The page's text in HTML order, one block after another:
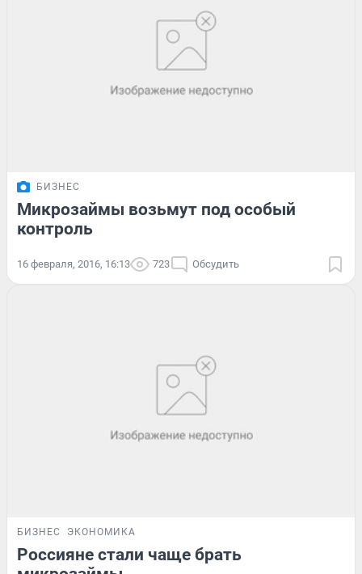
БИЗНЕС
Микрозаймы возьмут под особый
контроль
16 февраля, 2016, 16:13 723 Обсудить
БИЗНЕС ЭКОНОМИКА
Россияне стали чаще брать